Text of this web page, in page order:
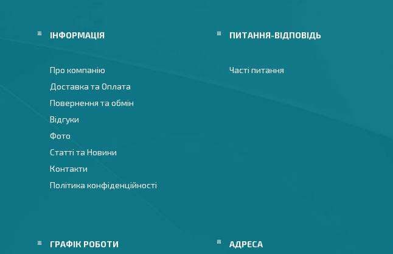
ІНФОРМАЦІЯ
Про компанію
Доставка та Оплата
Повернення та обмін
Відгуки
Фото
Статті та Новини
Контакти
Політика конфіденційності
ПИТАННЯ-ВІДПОВІДЬ
Часті питання
ГРАФІК РОБОТИ